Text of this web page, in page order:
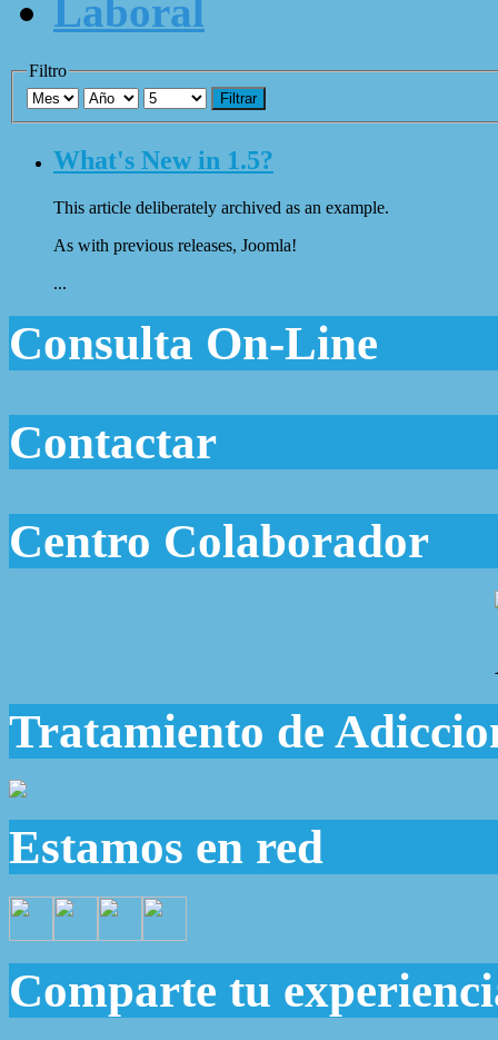
Laboral
Filtro
Filtrar
What's New in 1.5?
This article deliberately archived as an example.
As with previous releases, Joomla!
...
Consulta On-Line
Contactar
Centro Colaborador
Tratamiento de
Estamos en red
Comparte tu